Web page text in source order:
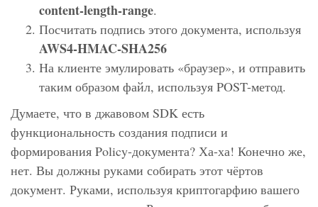
content-length-range.
Посчитать подпись этого документа, используя
AWS4-HMAC-SHA256
На клиенте эмулировать «браузер», и отправить
таким образом файл, используя POST-метод.
Думаете, что в джавовом SDK есть
функциональность создания подписи и
формирования Policy-документа? Ха-ха! Конечно же,
нет. Вы должны руками собирать этот чёртов
документ. Руками, используя криптогарфию вашего